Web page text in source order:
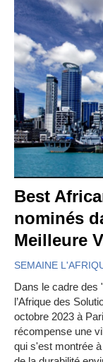
Best
nominés
Meilleure
SEMAINE
Dans le cadre des
l’Afrique des
octobre 2023 à
récompense une
qui s'est montrée